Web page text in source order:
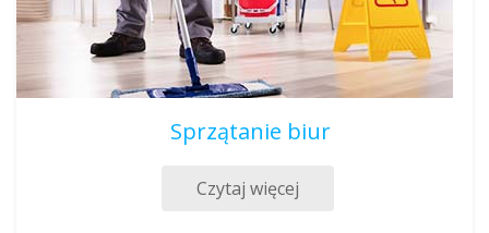
Sprzątanie biur
Czytaj więcej